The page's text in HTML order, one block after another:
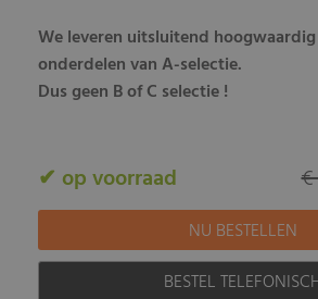
We leveren uitsluitend
onderdelen van A-selectie.
Dus geen B of C selectie !
✔ op voorraad
BESTEL